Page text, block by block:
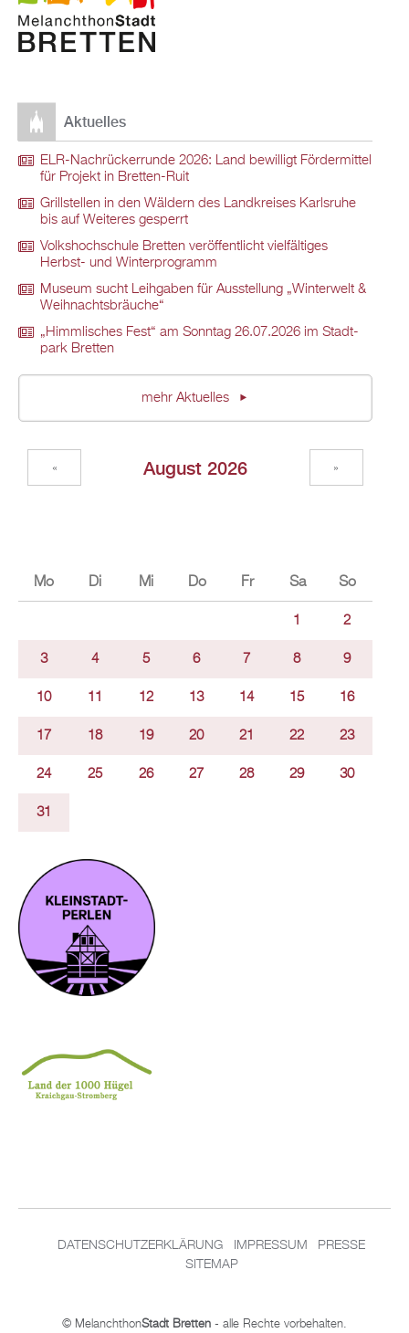
Ak­tu­el­les
ELR-Nach­rü­ck­er­run­de 2026: Land be­wil­ligt För­der­mit­tel
für Pro­jekt in Brett­en-Ruit
Grill­stel­len in den Wäl­dern des Land­krei­ses Karls­ru­he
bis auf Wei­te­res ge­sperrt
Volks­hoch­schu­le Brett­en ver­öf­fent­licht viel­fäl­ti­ges
Herbst- und Win­ter­pro­gramm
Mu­se­um sucht Leih­ga­ben für Aus­stel­lung „Win­ter­welt &
Weih­nachts­bräu­che“
„Himm­li­sches Fest“ am Sonn­tag 26.07.2026 im Stadt­
park Brett­en
mehr Ak­tu­el­les
Au­gust 2026
« »
Mo Di Mi Do Fr Sa So
1 2
3 4 5 6 7 8 9
10 11 12 13 14 15 16
17 18 19 20 21 22 23
24 25 26 27 28 29 30
31
DA­TEN­SCHUT­Z­ER­KLÄ­RUNG IM­PRES­SUM
PRES­SE
SITEMAP
© Me­lan­chthonStadt Brett­en - alle Rech­te vor­be­hal­ten.